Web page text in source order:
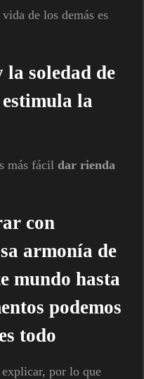
de los demás es
soledad de
la
más fácil dar rienda
con
armonía de
mundo hasta
podemos
todo
por lo que